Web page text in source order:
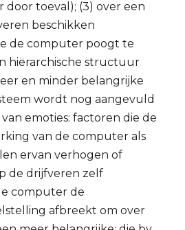
door toeval); (3) over een
beschikken
de computer poogt te
hiërarchische structuur
en minder belangrijke
wordt nog aangevuld
emoties: factoren die de
van de computer als
ervan verhogen of
de drijfveren zelf
computer de
afbreekt om over